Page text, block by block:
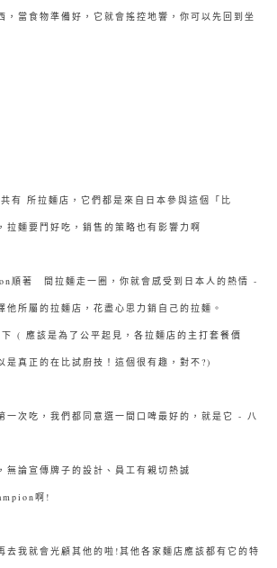
，當食物準備好，它就會搖控地響，你可以先回到坐
有 所拉麵店，它們都是來自日本參與這個「比
拉麵要鬥好吃，銷售的策略也有影響力啊
順著 間拉麵走一圈，你就會感受到日本人的熱情 -
他所屬的拉麵店，花盡心思力銷自己的拉麵。
( 應該是為了公平起見，各拉麵店的主打套餐價
是真正的在比試廚技！這個很有趣，對不?)
一次吃，我們都同意選一間口啤最好的，就是它 - 八
無論宣傳牌子的設計、員工有親切熱誠
啊!
去我就會光顧其他的啦!其他各家麵店應該都有它的特